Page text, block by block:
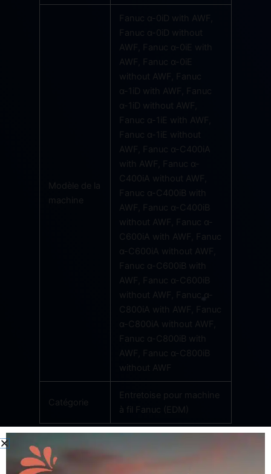
Modèle de la
machine
Fanuc α-0iD with AWF,
Fanuc α-0iD without
AWF, Fanuc α-0iE with
AWF, Fanuc α-0iE
without AWF, Fanuc
α-1iD with AWF, Fanuc
α-1iD without AWF,
Fanuc α-1iE with AWF,
Fanuc α-1iE without
AWF, Fanuc α-C400iA
with AWF, Fanuc α-
C400iA without AWF,
Fanuc α-C400iB with
AWF, Fanuc α-C400iB
without AWF, Fanuc α-
C600iA with AWF, Fanuc
α-C600iA without AWF,
Fanuc α-C600iB with
AWF, Fanuc α-C600iB
without AWF, Fanuc α-
C800iA with AWF, Fanuc
α-C800iA without AWF,
Fanuc α-C800iB with
AWF, Fanuc α-C800iB
without AWF
Catégorie
Entretoise pour machine
à fil Fanuc (EDM)